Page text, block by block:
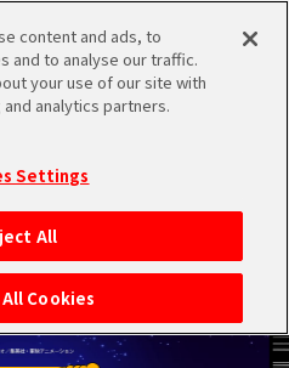
MEN
content and ads, to
and to analyse our traffic.
your use of our site with
analytics partners.
Settings
All
Cookies